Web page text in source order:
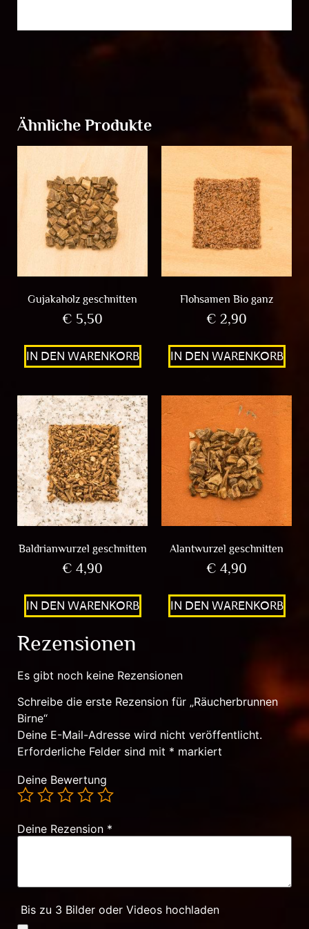
Ähnliche Produkte
Gujakaholz geschnitten
€ 5,50
IN DEN WARENKORB
Flohsamen Bio ganz
€ 2,90
IN DEN WARENKORB
Baldrianwurzel geschnitten
€ 4,90
IN DEN WARENKORB
Alantwurzel geschnitten
€ 4,90
IN DEN WARENKORB
Rezensionen
Es gibt noch keine Rezensionen
Schreibe die erste Rezension für „Räucherbrunnen
Birne“
Deine E-Mail-Adresse wird nicht veröffentlicht.
Erforderliche Felder sind mit * markiert
Deine Bewertung
Deine Rezension *
Bis zu 3 Bilder oder Videos hochladen